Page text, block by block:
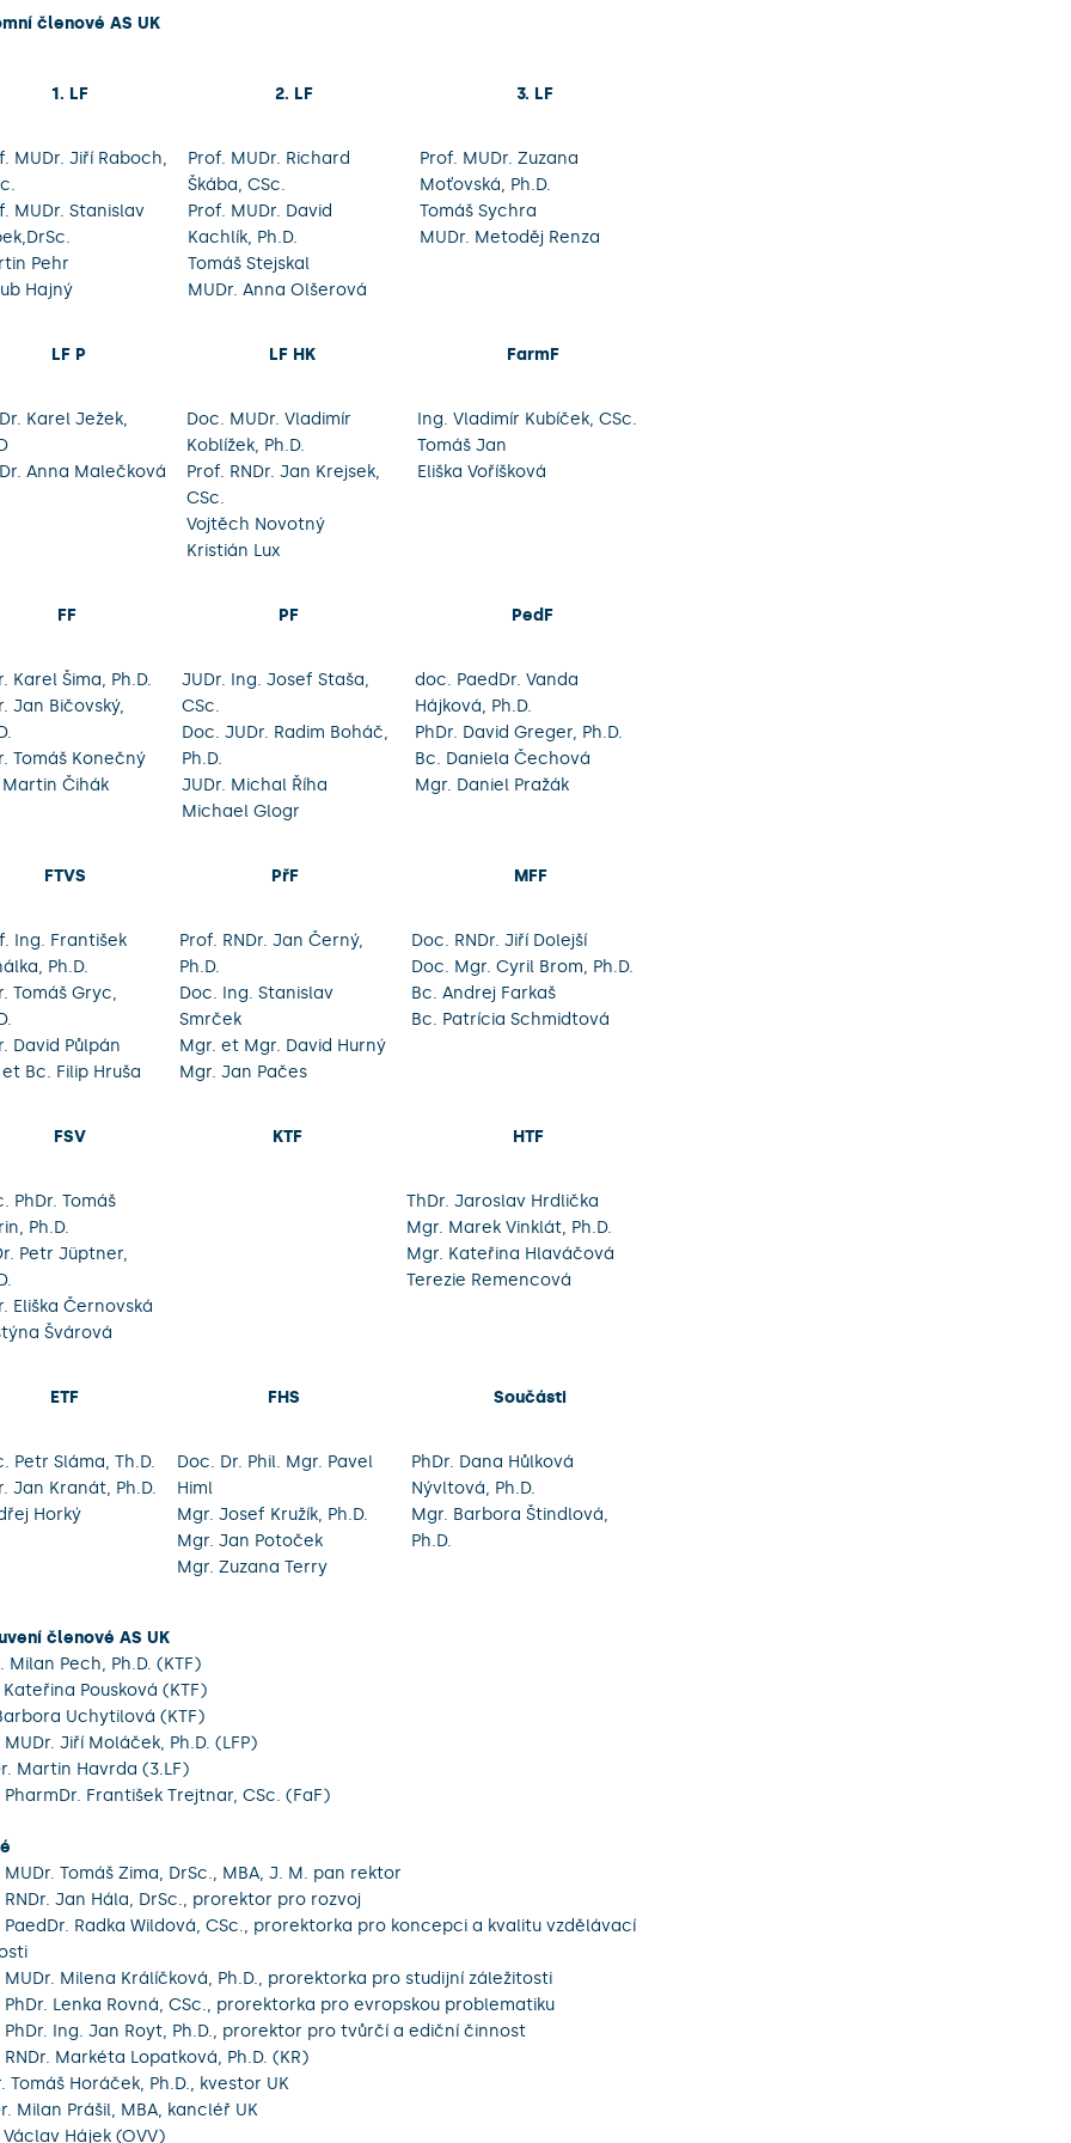
členové AS UK
1. LF 2. LF 3. LF
MUDr. Jiří Raboch,
MUDr. Stanislav
Pehr
Hajný
Prof. MUDr. Richard
Škába, CSc.
Prof. MUDr. David
Kachlík, Ph.D.
Tomáš Stejskal
MUDr. Anna Olšerová
Prof. MUDr. Zuzana
Moťovská, Ph.D.
Tomáš Sychra
MUDr. Metoděj Renza
LF P LF HK FarmF
Karel Ježek,
Anna Malečková
Doc. MUDr. Vladimír
Koblížek, Ph.D.
Prof. RNDr. Jan Krejsek,
CSc.
Vojtěch Novotný
Kristián Lux
Ing. Vladimír Kubíček, CSc.
Tomáš Jan
Eliška Voříšková
FF PF PedF
Karel Šima, Ph.D.
Jan Bičovský,
Tomáš Konečný
Čihák
JUDr. Ing. Josef Staša,
CSc.
Doc. JUDr. Radim Boháč,
Ph.D.
JUDr. Michal Říha
Michael Glogr
doc. PaedDr. Vanda
Hájková, Ph.D.
PhDr. David Greger, Ph.D.
Bc. Daniela Čechová
Mgr. Daniel Pražák
FTVS PřF MFF
Ing. František
Ph.D.
Tomáš Gryc,
David Půlpán
Bc. Filip Hruša
Prof. RNDr. Jan Černý,
Ph.D.
Doc. Ing. Stanislav
Smrček
Mgr. et Mgr. David Hurný
Mgr. Jan Pačes
Doc. RNDr. Jiří Dolejší
Doc. Mgr. Cyril Brom, Ph.D.
Bc. Andrej Farkaš
Bc. Patrícia Schmidtová
FSV KTF HTF
PhDr. Tomáš
Ph.D.
Petr Jüptner,
Eliška Černovská
Švárová
ThDr. Jaroslav Hrdlička
Mgr. Marek Vinklát, Ph.D.
Mgr. Kateřina Hlaváčová
Terezie Remencová
ETF FHS Součásti
Petr Sláma, Th.D.
Jan Kranát, Ph.D.
Horký
Doc. Dr. Phil. Mgr. Pavel
Himl
Mgr. Josef Kružík, Ph.D.
Mgr. Jan Potoček
Mgr. Zuzana Terry
PhDr. Dana Hůlková
Nývltová, Ph.D.
Mgr. Barbora Štindlová,
Ph.D.
členové AS UK
Milan Pech, Ph.D. (KTF)
Pousková (KTF)
Uchytilová (KTF)
Jiří Moláček, Ph.D. (LFP)
Martin Havrda (3.LF)
PharmDr. František Trejtnar, CSc. (FaF)
MUDr. Tomáš Zima, DrSc., MBA, J. M. pan rektor
RNDr. Jan Hála, DrSc., prorektor pro rozvoj
PaedDr. Radka Wildová, CSc., prorektorka pro koncepci a kvalitu vzdělávací
MUDr. Milena Králíčková, Ph.D., prorektorka pro studijní záležitosti
PhDr. Lenka Rovná, CSc., prorektorka pro evropskou problematiku
PhDr. Ing. Jan Royt, Ph.D., prorektor pro tvůrčí a ediční činnost
Markéta Lopatková, Ph.D. (KR)
Tomáš Horáček, Ph.D., kvestor UK
Milan Prášil, MBA, kancléř UK
Hájek (OVV)